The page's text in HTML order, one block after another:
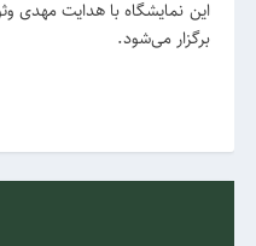
برگزار می‌شود.